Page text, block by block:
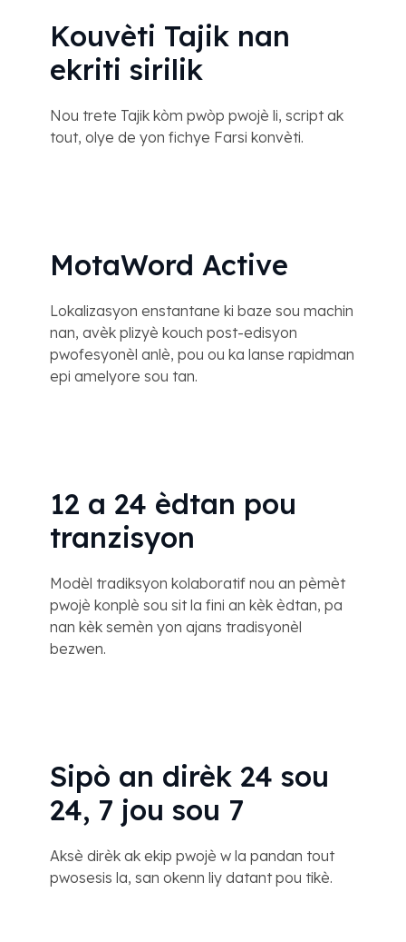
Kouvèti Tajik nan
ekriti sirilik
Nou trete Tajik kòm pwòp pwojè li, script ak
tout, olye de yon fichye Farsi konvèti.
MotaWord Active
Lokalizasyon enstantane ki baze sou machin
nan, avèk plizyè kouch post-edisyon
pwofesyonèl anlè, pou ou ka lanse rapidman
epi amelyore sou tan.
12 a 24 èdtan pou
tranzisyon
Modèl tradiksyon kolaboratif nou an pèmèt
pwojè konplè sou sit la fini an kèk èdtan, pa
nan kèk semèn yon ajans tradisyonèl
bezwen.
Sipò an dirèk 24 sou
24, 7 jou sou 7
Aksè dirèk ak ekip pwojè w la pandan tout
pwosesis la, san okenn liy datant pou tikè.